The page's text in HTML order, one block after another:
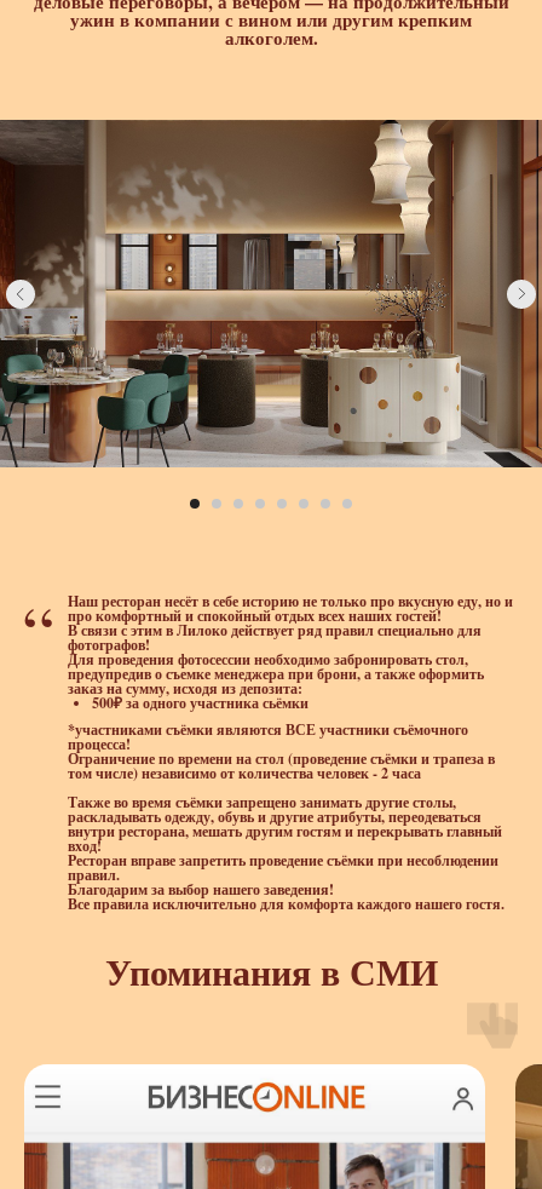
ужин в компании с вином или другим крепким
алкоголем.
“ Наш ресторан несёт в себе историю не только про вкусную еду, но и
про комфортный и спокойный отдых всех наших гостей!
В связи с этим в Лилоко действует ряд правил специально для
фотографов!
Для проведения фотосессии необходимо забронировать стол,
предупредив о съемке менеджера при брони, а также оформить
заказ на сумму, исходя из депозита:
500₽ за одного участника сьёмки
*участниками съёмки являются ВСЕ участники съёмочного
процесса!
Ограничение по времени на стол (проведение съёмки и трапеза в
том числе) независимо от количества человек - 2 часа
Также во время съёмки запрещено занимать другие столы,
раскладывать одежду, обувь и другие атрибуты, переодеваться
внутри ресторана, мешать другим гостям и перекрывать главный
вход!
Ресторан вправе запретить проведение съёмки при несоблюдении
правил.
Благодарим за выбор нашего заведения!
Все правила исключительно для комфорта каждого нашего гостя.
Упоминания в СМИ